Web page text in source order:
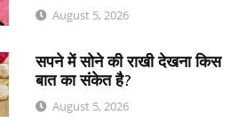
August 5, 2026
सपने में सोने की राखी देखना किस
बात का संकेत है?
August 5, 2026